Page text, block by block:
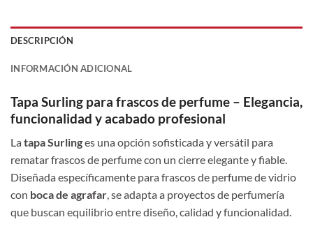
DESCRIPCIÓN
INFORMACIÓN ADICIONAL
Tapa Surling para frascos de perfume – Elegancia,
funcionalidad y acabado profesional
Latapa Surlinges una opción sofisticada y versátil para
rematar frascos de perfume con un cierre elegante y fiable.
Diseñada específicamente para frascos de perfume de vidrio
con boca de agrafar, se adapta a proyectos de perfumería
que buscan equilibrio entre diseño, calidad y funcionalidad.